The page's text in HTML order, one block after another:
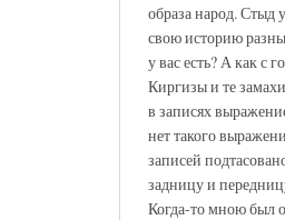
образа народ. Стыд
свою историю
у вас есть? А как с
Киргизы и те
в записях
нет такого
записей
задницу и
Когда-то мною был